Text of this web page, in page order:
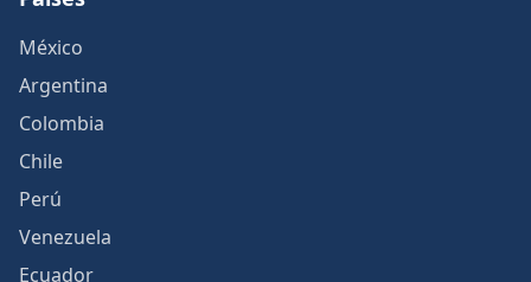
México
Argentina
Colombia
Chile
Perú
Venezuela
Ecuador